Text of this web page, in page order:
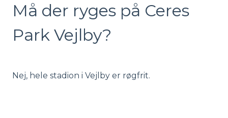
Må der ryges på Ceres
Park Vejlby?
Nej, hele stadion i Vejlby er røgfrit.